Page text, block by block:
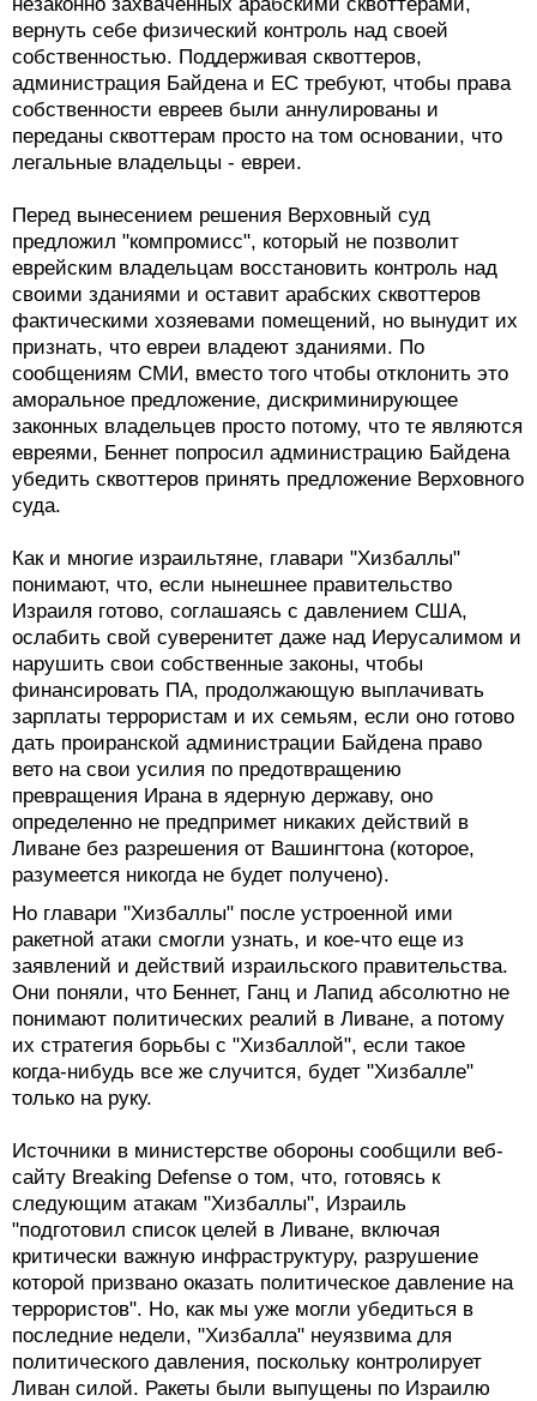
вернуть себе физический контроль над своей
собственностью. Поддерживая сквоттеров,
администрация Байдена и ЕС требуют, чтобы права
собственности евреев были аннулированы и
переданы сквоттерам просто на том основании, что
легальные владельцы - евреи.
Перед вынесением решения Верховный суд
предложил "компромисс", который не позволит
еврейским владельцам восстановить контроль над
своими зданиями и оставит арабских сквоттеров
фактическими хозяевами помещений, но вынудит их
признать, что евреи владеют зданиями. По
сообщениям СМИ, вместо того чтобы отклонить это
аморальное предложение, дискриминирующее
законных владельцев просто потому, что те являются
евреями, Беннет попросил администрацию Байдена
убедить сквоттеров принять предложение Верховного
суда.
Как и многие израильтяне, главари "Хизбаллы"
понимают, что, если нынешнее правительство
Израиля готово, соглашаясь с давлением США,
ослабить свой суверенитет даже над Иерусалимом и
нарушить свои собственные законы, чтобы
финансировать ПА, продолжающую выплачивать
зарплаты террористам и их семьям, если оно готово
дать проиранской администрации Байдена право
вето на свои усилия по предотвращению
превращения Ирана в ядерную державу, оно
определенно не предпримет никаких действий в
Ливане без разрешения от Вашингтона (которое,
разумеется никогда не будет получено).
Но главари "Хизбаллы" после устроенной ими
ракетной атаки смогли узнать, и кое-что еще из
заявлений и действий израильского правительства.
Они поняли, что Беннет, Ганц и Лапид абсолютно не
понимают политических реалий в Ливане, а потому
их стратегия борьбы с "Хизбаллой", если такое
когда-нибудь все же случится, будет "Хизбалле"
только на руку.
Источники в министерстве обороны сообщили веб-
сайту Breaking Defense о том, что, готовясь к
следующим атакам "Хизбаллы", Израиль
"подготовил список целей в Ливане, включая
критически важную инфраструктуру, разрушение
которой призвано оказать политическое давление на
террористов". Но, как мы уже могли убедиться в
последние недели, "Хизбалла" неуязвима для
политического давления, поскольку контролирует
Ливан силой. Ракеты были выпущены по Израилю